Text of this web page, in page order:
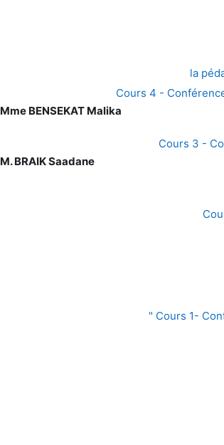
الدراسية
la
Cours 4 - Conférence
Mme BENSEKAT Malika
Cours 3 -
M. BRAIK Saadane
Cours 1-